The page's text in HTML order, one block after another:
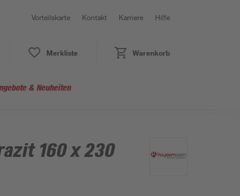
Vorteilskarte Kontakt Karriere Hilfe
Merkliste Warenkorb
& Neuheiten
160 x 230